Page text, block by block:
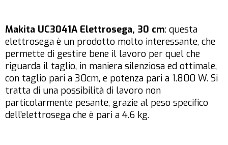
Makita UC3041A Elettrosega, 30 cm: questa
elettrosega è un prodotto molto interessante, che
permette di gestire bene il lavoro per quel che
riguarda il taglio, in maniera silenziosa ed ottimale,
con taglio pari a 30cm, e potenza pari a 1.800 W. Si
tratta di una possibilità di lavoro non
particolarmente pesante, grazie al peso specifico
dell’elettrosega che è pari a 4.6 kg.